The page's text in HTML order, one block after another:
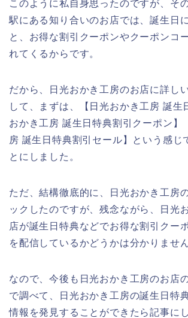
このように私自身思ったのですが、そ
駅にある知り合いのお店では、誕生日
と、お得な割引クーポンやクーポンコ
れてくるからです。
だから、日光おかき工房のお店に詳し
して、まずは、【日光おかき工房 誕生
おかき工房 誕生日特典割引クーポン】
房 誕生日特典割引セール】という感じ
とにしました。
ただ、結構徹底的に、日光おかき工房
ックしたのですが、残念ながら、日光
店が誕生日特典などでお得な割引クー
を配信しているかどうかは分かりませ
なので、今後も日光おかき工房のお店
で調べて、日光おかき工房の誕生日特
情報を発見することができたら記事に